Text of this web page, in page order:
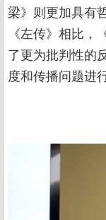
梁》则更加具有
《左传》相比
了更为批判性的
度和传播问题进